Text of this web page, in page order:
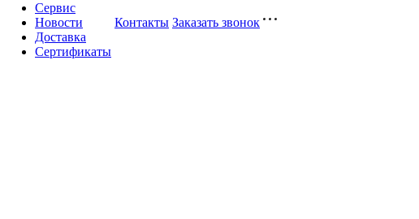
Сервис
Новости
Доставка
Сертификаты
Контакты Заказать звонок